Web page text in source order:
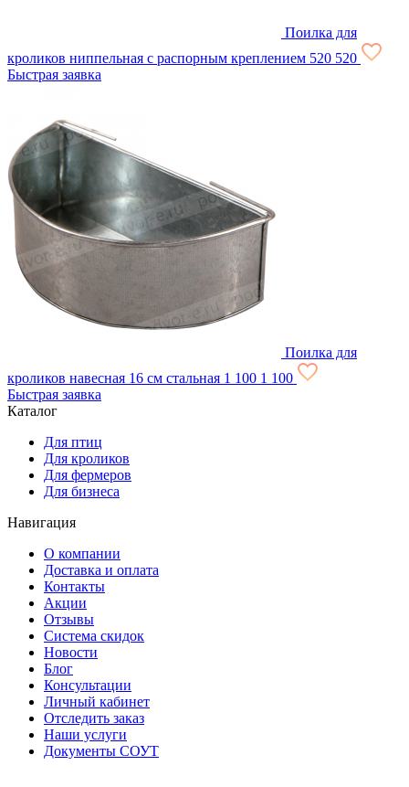
Поилка для
кроликов ниппельная с распорным креплением 520 520
Быстрая заявка
Поилка для
кроликов навесная 16 см стальная 1 100 1 100
Быстрая заявка
Каталог
Для птиц
Для кроликов
Для фермеров
Для бизнеса
Навигация
О компании
Доставка и оплата
Контакты
Акции
Отзывы
Система скидок
Новости
Блог
Консультации
Личный кабинет
Отследить заказ
Наши услуги
Документы СОУТ